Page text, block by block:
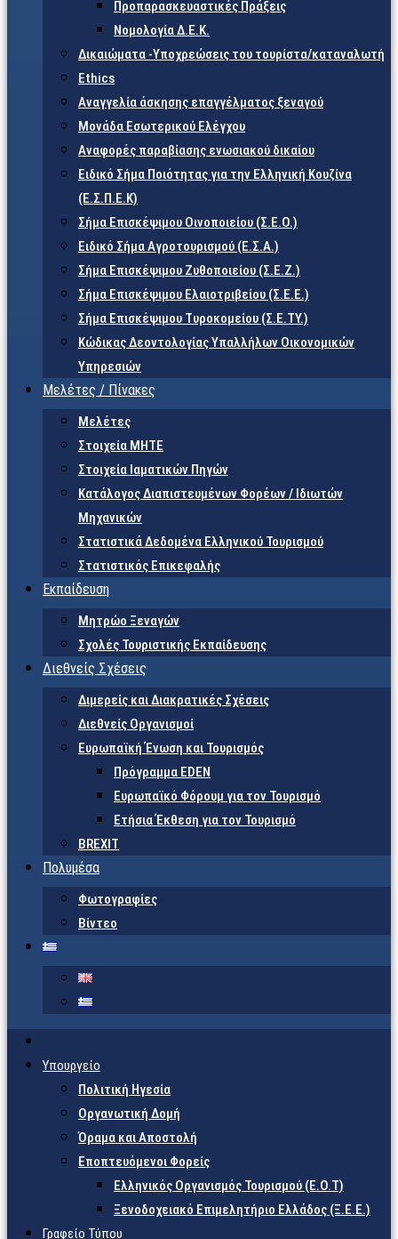
Προπαρασκευαστικές Πράξεις
Νομολογία Δ.Ε.Κ.
Δικαιώματα -Υποχρεώσεις του τουρίστα/καταναλωτή
Ethics
Αναγγελία άσκησης επαγγέλματος ξεναγού
Μονάδα Εσωτερικού Ελέγχου
Αναφορές παραβίασης ενωσιακού δικαίου
Ειδικό Σήμα Ποιότητας για την Ελληνική Κουζίνα
(Ε.Σ.Π.Ε.Κ)
Σήμα Επισκέψιμου Οινοποιείου (Σ.Ε.Ο.)
Ειδικό Σήμα Αγροτουρισμού (Ε.Σ.Α.)
Σήμα Επισκέψιμου Ζυθοποιείου (Σ.Ε.Ζ.)
Σήμα Επισκέψιμου Ελαιοτριβείου (Σ.Ε.Ε.)
Σήμα Επισκέψιμου Τυροκομείου (Σ.Ε.TY.)
Κώδικας Δεοντολογίας Υπαλλήλων Οικονομικών
Υπηρεσιών
Μελέτες / Πίνακες
Μελέτες
Στοιχεία ΜΗΤΕ
Στοιχεία Ιαματικών Πηγών
Κατάλογος Διαπιστευμένων Φορέων / Ιδιωτών
Μηχανικών
Στατιστικά Δεδομένα Ελληνικού Τουρισμού
Στατιστικός Επικεφαλής
Εκπαίδευση
Μητρώο Ξεναγών
Σχολές Τουριστικής Εκπαίδευσης
Διεθνείς Σχέσεις
Διμερείς και Διακρατικές Σχέσεις
Διεθνείς Οργανισμοί
Ευρωπαϊκή Ένωση και Τουρισμός
Πρόγραμμα EDEN
Ευρωπαϊκό Φόρουμ για τον Τουρισμό
Ετήσια Έκθεση για τον Τουρισμό
BREXIT
Πολυμέσα
Φωτογραφίες
Βίντεο
Υπουργείο
Πολιτική Ηγεσία
Οργανωτική Δομή
Όραμα και Αποστολή
Εποπτευόμενοι Φορείς
Eλληνικός Οργανισμός Τουρισμού (Ε.Ο.Τ)
Ξενοδοχειακό Επιμελητήριο Ελλάδος (Ξ.Ε.Ε.)
Γραφείο Τύπου